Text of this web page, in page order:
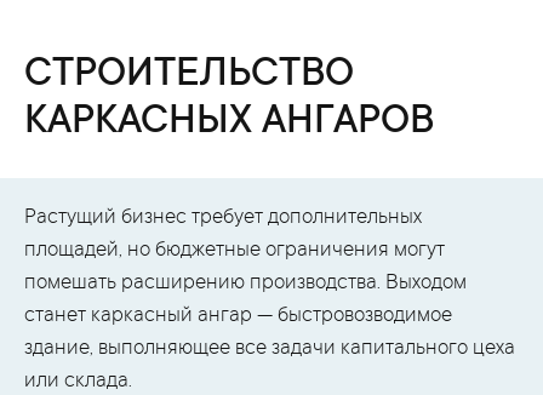
СТРОИТЕЛЬСТВО
КАРКАСНЫХ АНГАРОВ
Растущий бизнес требует дополнительных
площадей, но бюджетные ограничения могут
помешать расширению производства. Выходом
станет каркасный ангар — быстровозводимое
здание, выполняющее все задачи капитального цеха
или склада.